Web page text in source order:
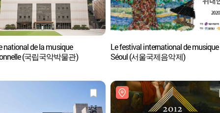
national de la musique
(국립국악박물관)
Le festival international de
Séoul (서울국제음악제)